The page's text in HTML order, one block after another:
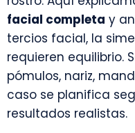
facial completa y
tercios facial, la
requieren equilibrio.
pómulos, nariz,
caso se planifica
resultados realistas.